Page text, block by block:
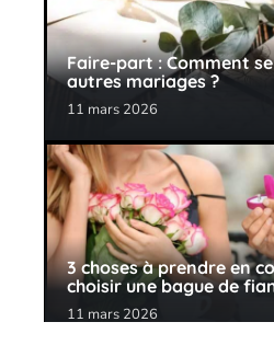
Faire-part : Comment
autres mariages ?
11 mars 2026
3 choses à prendre en
choisir une bague de
11 mars 2026